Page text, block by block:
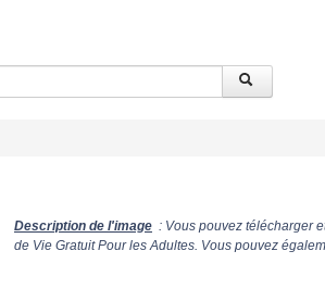
Description de l'image : Vous pouvez télécharger
de Vie Gratuit Pour les Adultes. Vous pouvez